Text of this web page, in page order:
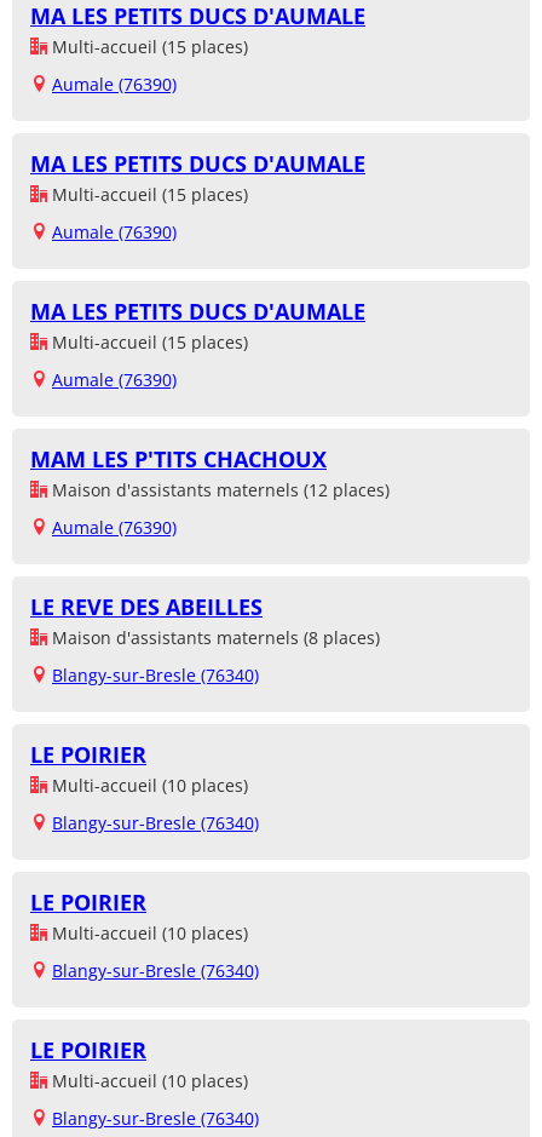
MA LES PETITS DUCS D'AUMALE
Multi-accueil (15 places)
Aumale (76390)
MA LES PETITS DUCS D'AUMALE
Multi-accueil (15 places)
Aumale (76390)
MA LES PETITS DUCS D'AUMALE
Multi-accueil (15 places)
Aumale (76390)
MAM LES P'TITS CHACHOUX
Maison d'assistants maternels (12 places)
Aumale (76390)
LE REVE DES ABEILLES
Maison d'assistants maternels (8 places)
Blangy-sur-Bresle (76340)
LE POIRIER
Multi-accueil (10 places)
Blangy-sur-Bresle (76340)
LE POIRIER
Multi-accueil (10 places)
Blangy-sur-Bresle (76340)
LE POIRIER
Multi-accueil (10 places)
Blangy-sur-Bresle (76340)